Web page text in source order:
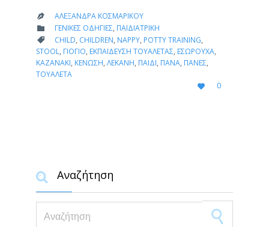
 ΑΛΕΞΆΝΔΡΑ ΚΟΣΜΑΡΊΚΟΥ
 CATEGORY
ΓΕΝΙΚΈΣ ΟΔΗΓΊΕΣ, ΠΑΙΔΙΑΤΡΙΚΉ
 CATEGORY
CHILD, CHILDREN, NAPPY, POTTY TRAINING,
STOOL, ΓΙΟΓΙΌ, ΕΚΠΑΊΔΕΥΣΗ ΤΟΥΑΛΈΤΑΣ, ΕΣΏΡΟΥΧΑ,
ΚΑΖΑΝΆΚΙ, ΚΈΝΩΣΗ, ΛΕΚΆΝΗ, ΠΑΙΔΊ, ΠΆΝΑ, ΠΆΝΕΣ,
ΤΟΥΑΛΈΤΑ

LOVE
IT
0
 Αναζήτηση